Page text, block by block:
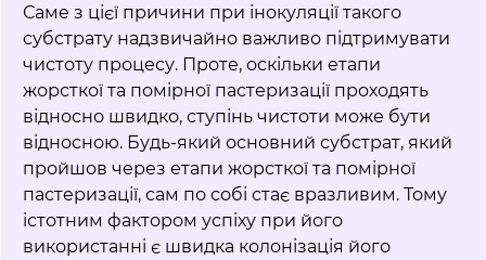
Саме з цієї причини при інокуляції такого
субстрату надзвичайно важливо підтримувати
чистоту процесу. Проте, оскільки етапи
жорсткої та помірної пастеризації проходять
відносно швидко, ступінь чистоти може бути
відносною. Будь-який основний субстрат, який
пройшов через етапи жорсткої та помірної
пастеризації, сам по собі стає вразливим. Тому
істотним фактором успіху при його
використанні є швидка колонізація його